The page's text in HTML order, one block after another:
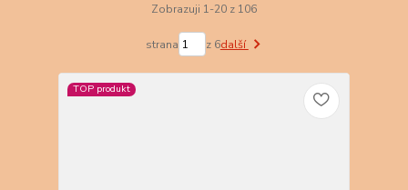
Zobrazuji 1-20 z 106
strana z 6další
TOP produkt